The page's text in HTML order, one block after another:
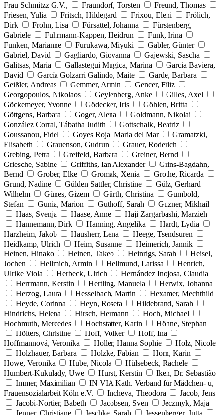
Frau Schmitzz G.V.,
Fraundorf, Torsten
Freund, Thomas
Friesen, Yulia
Fritsch, Hildegard Frixou, Eleni
Frölich,
Dirk
Frohn, Lisa Fürsattel, Johanna
Fürstenberg,
Gabriele
Fuhrmann-Kappen, Heidrun
Funk, Irina
Funken, Marianne
Furukawa, Miyuki
Gabler, Günter
Gabriel, David
Gagliardo, Giovanna
Gajewski, Sascha
Galitsas, Maria
Gallastegui Mugica, Marina
Garcia Baviera,
David
García Golzarri Galindo, Maite
Garde, Barbara
Geißler, Andreas
Gemmer, Armin
Gencer, Filiz
Georgopoulos, Nikolaos
Geylenberg, Anke
Gilles, Axel
Göckemeyer, Yvonne
Gödecker, Iris
Göhlen, Britta
Göttgens, Barbara
Goger, Alena
Goldmann, Nikolai
González Corral, Tábatha Judith
Gottschalk, Beatriz
Goussanou, Fidel
Goyes Roja, Maria del Mar
Gramatzki,
Elisabeth
Grauenson, Gudrun
Grauer, Roderich
Grebing, Petra
Greifeld, Barbara
Greiner, Bernd
Griesche, Sabine
Griffiths, Ian Alexander
Grins-Bagdahn,
Bernd
Grober, Elke Gromak, Xenia
Grothe, Ricarda
Grund, Nadine
Gülden Sattler, Christine
Gülz, Gerhard
Wilhelm
Günes, Gizem Gürth, Christina
Gumbold,
Stefan
Gunia, Marion Guthoff, Sarah
Guzner, Mikhail
Haas, Svenja
Haase, Anne
Haji Zargarbashi, Marzieh
Hannemann, Dirk
Hanning, Angelika
Hardt, Lydia
Harzheim, Jakob
Hausherr, Lena
Heege, Tsendsuren
Heidkamp, Ulrich
Heim, Susanne
Heimerich, Jannik
Heinen, Hinako
Heinen, Takeo Heinrigs, Sarah
Heisel,
Jochen
Hellmich, Armin Hellmund, Larissa
Henrich,
Ulrike Viola
Herbeck, Ulrich
Hernández Inojosa, Claudia
Herrmann, Kerstin
Hertling, Manuela
Herwix, Johanna
Herzog, Laura
Hesselbach, Martin
Hexamer, Mechthild
Heyde, Corinna
Heyn, Roseta
Hildebrand, Sarah
Hindrichs, Helena
Hirsch, Hermann
Hoch, Michael
Hochmuth, Mercedes
Hochstatter, Karin
Höhne, Stephan
Hölters, Christine
Hoff, Volker
Hoff, Ina
Hoffmannová, Veronika
Holler, Hanna Sophie
Holz, Nicole
Holzhauer, Barbara
Holzke, Fabian
Horn, Karin
Howe, Veronika
Hube, Nicola
Hülsebeck, Rachele
Humbert-Kukulady, Uwe
Hurst, Kerstin
Iken, Dr. Sebastião
Immer, Maximilian
IN VIA Kath. Verband für Mädchen- u,
Frauensozialarbeit Köln e.V.
Incheva, Theodora
Jacob, Jens
Jacobi-Nortier, Babeth
Jacobsen, Sven
Jeczmyk, Maja
Jenner, Christiane
Jeschke, Sarah Jessenberger, Jutta